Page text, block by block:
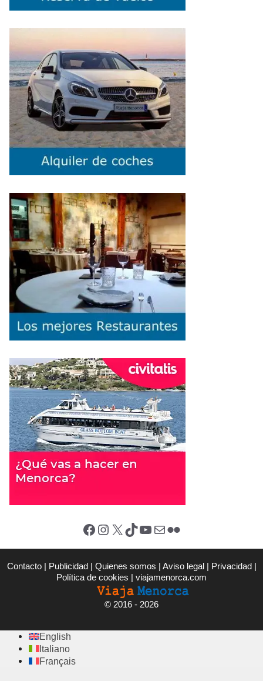
Facebook Instagram X (Twitter) TikTok YouTube Correo electrónico Flickr
Contacto | Publicidad | Quienes somos | Aviso legal | Privacidad |
Política de cookies | viajamenorca.com
© 2016 - 2026
English
Italiano
Français